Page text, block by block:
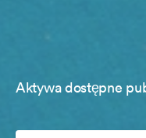
Aktywa dostępne